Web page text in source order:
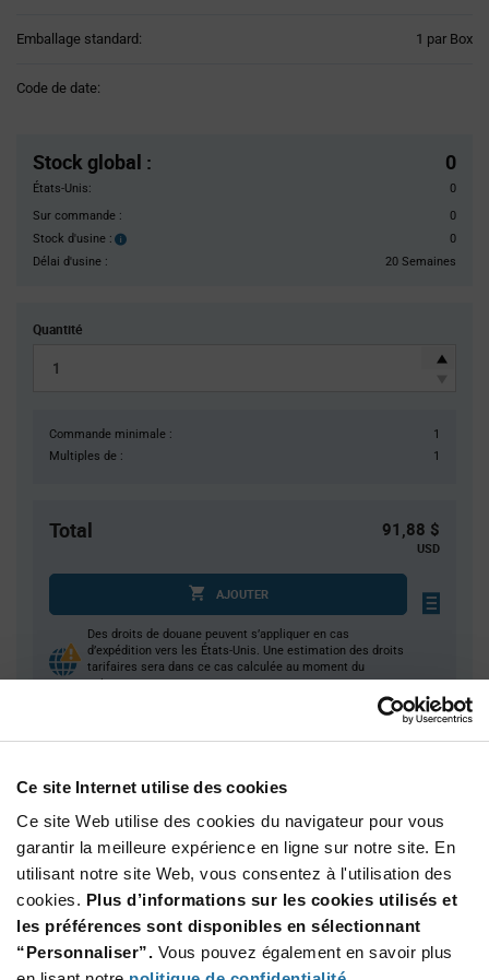
Ce site Internet utilise des cookies
Ce site Web utilise des cookies du navigateur pour vous
garantir la meilleure expérience en ligne sur notre site. En
utilisant notre site Web, vous consentez à l'utilisation des
cookies. Plus d’informations sur les cookies utilisés et
les préférences sont disponibles en sélectionnant
“Personnaliser”. Vous pouvez également en savoir plus
Emballage standard: 1 par Box
Code de date:
Stock global : 0
États-Unis:
0
Sur commande :
0
Stock d'usine :
Stock
0
Délai d'usine :
20 Semaines
Quantité
Commande minimale :
1
Multiples de :
1
Total 91,88 $
USD
AJOUTER
Des droits de douane peuvent s’appliquer en cas
d’expédition vers les États-Unis. Une estimation des droits
tarifaires sera dans ce cas calculée au moment du
paiement.
3
4
$89.22
5+
$87.50